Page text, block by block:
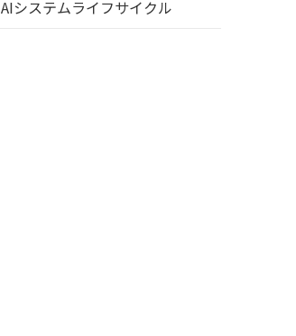
AIシステムライフサイクル